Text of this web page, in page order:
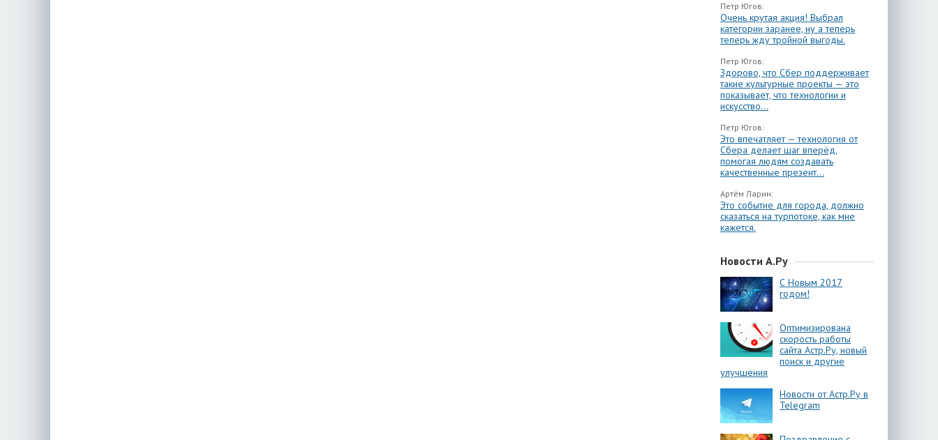
Петр Югов:
Очень крутая акция! Выбрал
категории заранее, ну а теперь
теперь жду тройной выгоды.
Петр Югов:
Здорово, что Сбер поддерживает
такие культурные проекты — это
показывает, что технологии и
искусство...
Петр Югов:
Это впечатляет — технология от
Сбера делает шаг вперёд,
помогая людям создавать
качественные презент...
Артём Ларин:
Это событие для города, должно
сказаться на турпотоке, как мне
кажется.
Новости А.Ру
С Новым 2017
годом!
Оптимизирована
скорость работы
сайта Астр.Ру, новый
поиск и другие
улучшения
Новости от Астр.Ру в
Telegram